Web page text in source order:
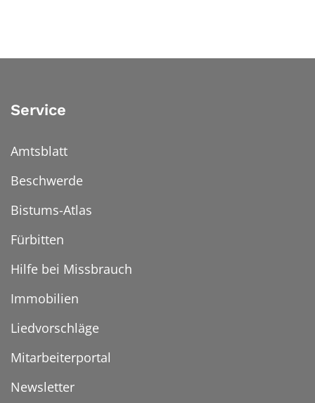
Service
Amtsblatt
Beschwerde
Bistums-Atlas
Fürbitten
Hilfe bei Missbrauch
Immobilien
Liedvorschläge
Mitarbeiterportal
Newsletter